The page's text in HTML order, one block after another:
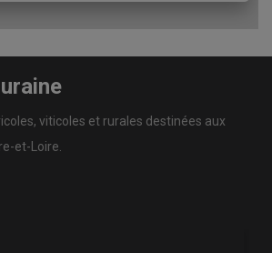
viticoles et rurales destinées aux
et-Loire.